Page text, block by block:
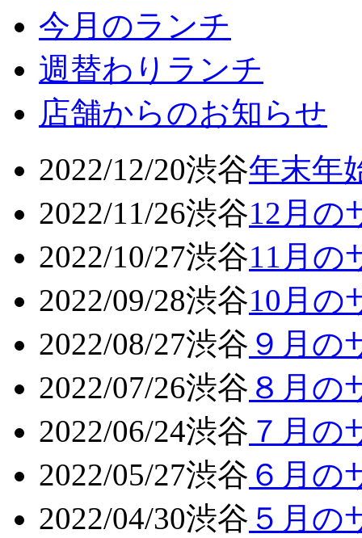
今月のランチ
週替わりランチ
店舗からのお知らせ
2022/12/20渋谷年末年
2022/11/26渋谷12月の
2022/10/27渋谷11月の
2022/09/28渋谷10月の
2022/08/27渋谷 ９月の
2022/07/26渋谷 ８月の
2022/06/24渋谷 ７月の
2022/05/27渋谷 ６月の
2022/04/30渋谷 ５月の